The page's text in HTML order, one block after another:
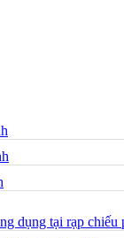
dụng tại rạp chiếu